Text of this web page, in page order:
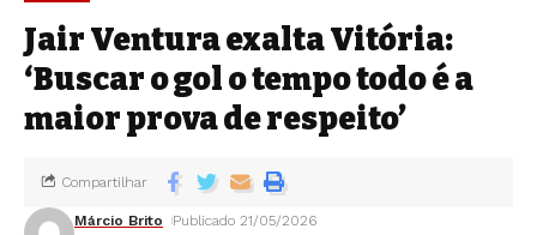
Jair Ventura exalta Vitória:
‘Buscar o gol o tempo todo é a
maior prova de respeito’
Márcio Brito Publicado 21/05/2026
Compartilhar